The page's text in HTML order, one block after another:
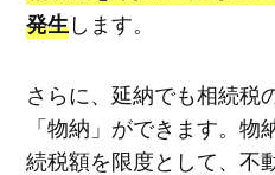
発生します。
さらに、延納でも相続税
「物納」ができます。
続税額を限度として、不